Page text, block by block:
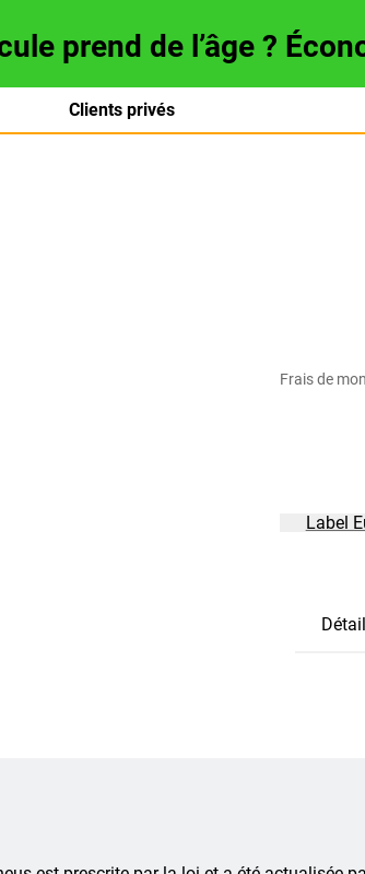
prend de l’âge ?
Clients privés
Frais de
Label